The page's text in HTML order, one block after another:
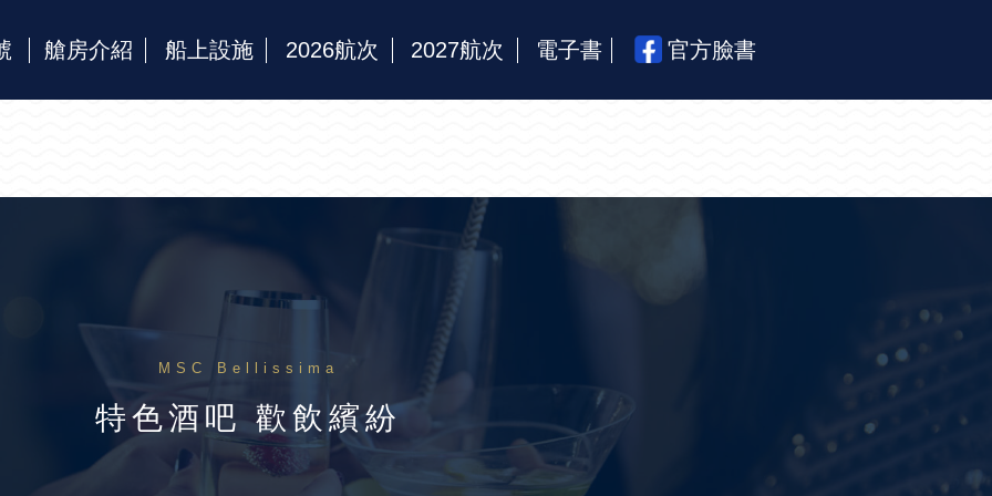
艙房介紹 船上設施 2026航次 2027航次 電子書 官方臉書
MSC Bellissima
特色酒吧 歡飲繽紛